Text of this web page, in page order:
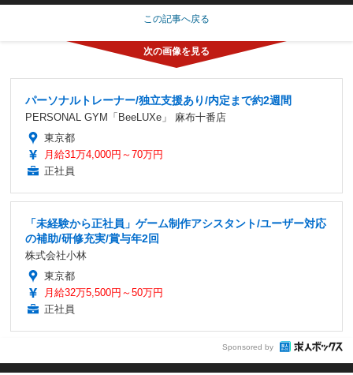
この記事へ戻る
パーソナルトレーナー/独立支援あり/内定まで約2週間
PERSONAL GYM「BeeLUXe」 麻布十番店
東京都
月給31万4,000円～70万円
正社員
「未経験から正社員」ゲーム制作アシスタント/ユーザー対応
の補助/研修充実/賞与年2回
株式会社小林
東京都
月給32万5,500円～50万円
正社員
Sponsored by